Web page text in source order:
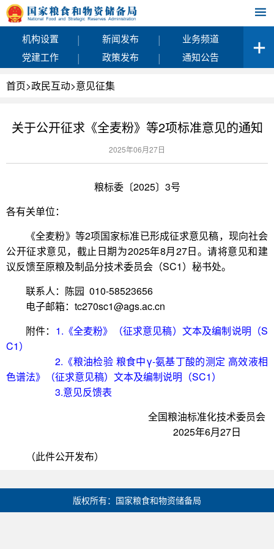
机构设置 | 新闻发布 |
业务频道
党建工作
| 政策发布 | 通知公告
首页>政民互动>意见征集
关于公开征求《全麦粉》等2项标准意见的通知
2025年06月27日
粮标委〔2025〕3号
各有关单位：
《全麦粉》等2项国家标准已形成征求意见稿，现向社会
公开征求意见，截止日期为2025年8月27日。请将意见和建
议反馈至原粮及制品分技术委员会（SC1）秘书处。
联系人：陈园 010-58523656
电子邮箱：tc270sc1@ags.ac.cn
附件： 1.《全麦粉》（征求意见稿）文本及编制说明（S
C1）
2.《粮油检验 粮食中γ-氨基丁酸的测定 高效液相
色谱法》（征求意见稿）文本及编制说明（SC1）
3.意见反馈表
全国粮油标准化技术委员会
2025年6月27日
（此件公开发布）
版权所有：国家粮食和物资储备局